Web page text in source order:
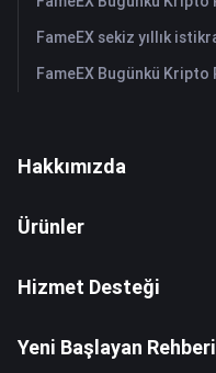
Hakkımızda
Ürünler
Hizmet Desteği
Yeni Başlayan Rehberi